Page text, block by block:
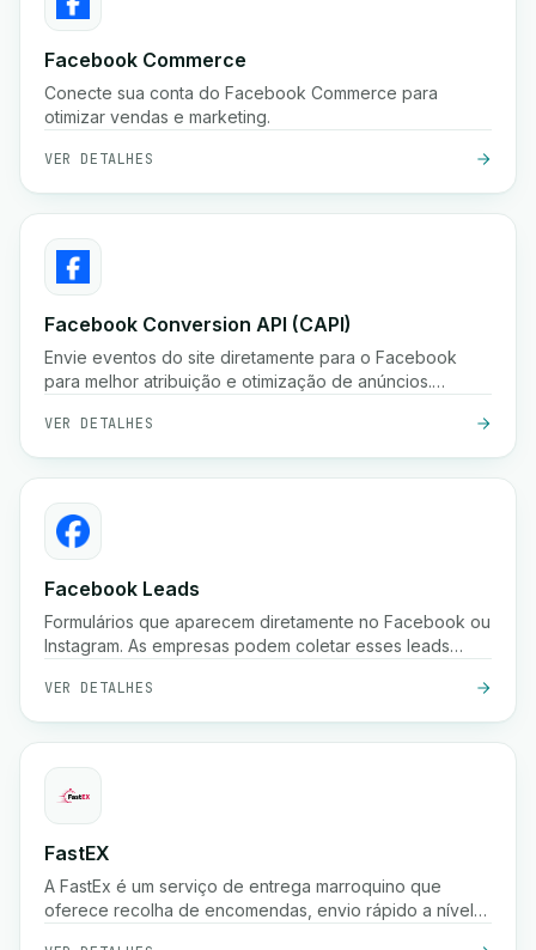
Facebook Commerce
Conecte sua conta do Facebook Commerce para
otimizar vendas e marketing.
VER DETALHES
Facebook Conversion API (CAPI)
Envie eventos do site diretamente para o Facebook
para melhor atribuição e otimização de anúncios.
Conversões do Facebook.
VER DETALHES
Facebook Leads
Formulários que aparecem diretamente no Facebook ou
Instagram. As empresas podem coletar esses leads
VER DETALHES
FastEX
A FastEx é um serviço de entrega marroquino que
oferece recolha de encomendas, envio rápido a nível